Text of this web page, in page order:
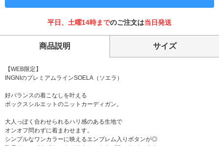
平日、土曜14時までのご注文は当日発送
商品説明 サイズ
【WEB限定】
INGNIのプレミアムラインSOELA（ソエラ）
好バランスの着こなしを叶える
ボックスシルエットのニットカーディガン。
大人っぽく合わせられるハリ感のある生地で
オンオフ問わずに着まわせます。
シンプルなワンカラーに映えるエンブレム入りボタンが◎